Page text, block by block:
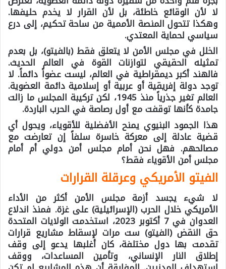
لا لأن الوقائع خاطئة، بل لأن القرار لا يخدم حليفها.
وهكذا تتحول المنصة الأممية من ساحة تحكيم، إلى درع
سياسي لحماية المعتدي.
الخلل في مجلس الأمن لا يتعلق فقط (بالفيتو)، بل بعدم
تمثيله الحقيقي لتوازنات القوة في العالم الحديث.
فالهند أكبر ديمقراطية في العالم، ليست عضواً دائماً. لا
توجد دولة إفريقية أو عربية أو إسلامية دائمة العضوية.
العالم تغير جذرياً منذ 1945، لكن تركيبة المجلس ما زالت
جامدة كأنها توقفت مع أول رصاصة في الحرب الباردة.
هذا الجمود البنيوي يمنح الأفضلية للأقوياء، ويحول أي
قضية عادلة إلى معركة خاسرة سلفاً إن تعارضت مع
مصالحهم. فهل نحن أمام مجلس أمن دولي أم أمام
مجلس أمن الأقوياء فقط؟
الفيتو الأمريكي وعرقلة القرارات
لا شيء يجسد أزمة مجلس الأمن أكثر من الأداء
الأمريكي خلال الحرب (الإسرائيلية) على غزة. فمنذ اندلاع
العدوان في 7 أكتوبر 2023، استخدمت الولايات المتحدة
حق النقض (الفيتو) ست مرات لإسقاط مشاريع قرارات
تقدمت بها دول مختلفة، كان أغلبها يدعو إلى وقف
إطلاق النار الإنساني، وتأمين المساعدات، ووقف